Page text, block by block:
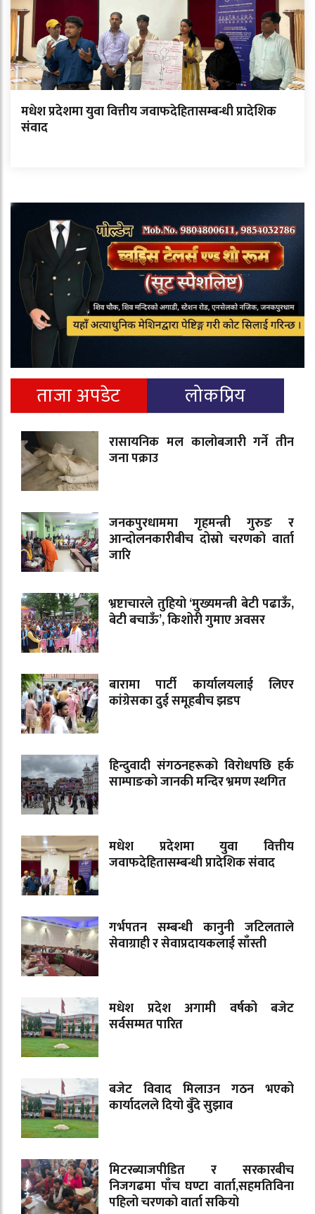
मधेश प्रदेशमा युवा वित्तीय जवाफदेहितासम्बन्धी प्रादेशिक
संवाद
ताजा अपडेट लोकप्रिय
रासायनिक मल कालोबजारी गर्ने तीन
जना पक्राउ
जनकपुरधाममा गृहमन्त्री गुरुङ र
आन्दोलनकारीबीच दोस्रो चरणको वार्ता
जारि
भ्रष्टाचारले तुहियो ‘मुख्यमन्त्री बेटी पढाऊँ,
बेटी बचाऊँ’, किशोरी गुमाए अवसर
बारामा पार्टी कार्यालयलाई लिएर
कांग्रेसका दुई समूहबीच झडप
हिन्दुवादी संगठनहरूको विरोधपछि हर्क
साम्पाङको जानकी मन्दिर भ्रमण स्थगित
मधेश प्रदेशमा युवा वित्तीय
जवाफदेहितासम्बन्धी प्रादेशिक संवाद
गर्भपतन सम्बन्धी कानुनी जटिलताले
सेवाग्राही र सेवाप्रदायकलाई साँस्ती
मधेश प्रदेश अगामी वर्षको बजेट
सर्वसम्मत पारित
बजेट विवाद मिलाउन गठन भएको
कार्यादलले दियो बुँदे सुझाव
मिटरब्याजपीडित र सरकारबीच
निजगढमा पाँच घण्टा वार्ता,सहमतिविना
पहिलो चरणको वार्ता सकियो